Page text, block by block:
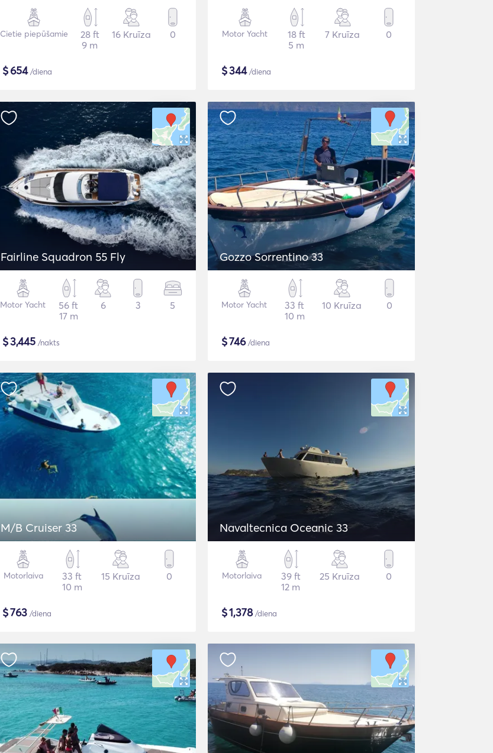
Cietie piepūšamie
28 ft
9 m
16 Kruīza 0
$654/diena
Motor Yacht
18 ft
5 m
7 Kruīza 0
$344/diena
Fairline Squadron 55 Fly
Motor Yacht
56 ft
17 m
6 3 5
$3,445 /nakts
Gozzo Sorrentino 33
Motor Yacht
33 ft
10 m
10 Kruīza 0
$746/diena
M/B Cruiser 33
Motorlaiva
33 ft
10 m
15 Kruīza 0
$763 /diena
Navaltecnica Oceanic 33
Motorlaiva
39 ft
12 m
25 Kruīza 0
$1,378/diena